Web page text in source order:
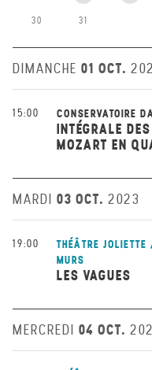
30 31
DIMANCHE 01 OCT.
15:00 CONSERVATOIRE
INTÉGRALE
MOZART EN
MARDI 03 OCT. 2023
19:00
THÉÂTRE
MURS
LES VAGUES
MERCREDI 04 OCT.